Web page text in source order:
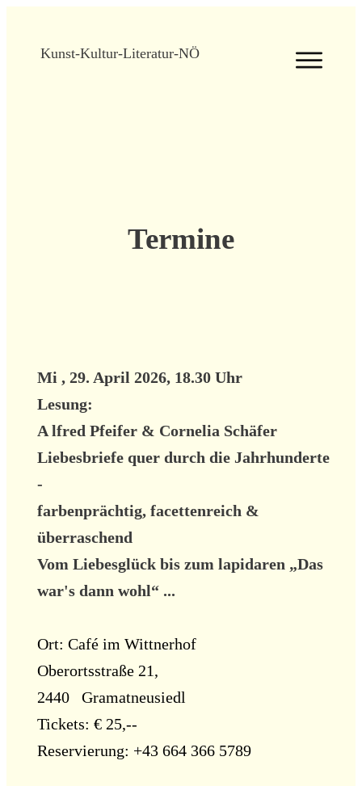
Kunst-Kultur-Literatur-NÖ
Termine
Mi , 29. April 2026, 18.30 Uhr
Lesung:
A lfred Pfeifer & Cornelia Schäfer
Liebesbriefe quer durch die Jahrhunderte
-
farbenprächtig, facettenreich &
überraschend
Vom Liebesglück bis zum lapidaren „Das
war's dann wohl“ ...
Ort: Café im Wittnerhof
Oberortsstraße 21,
2440 Gramatneusiedl
Tickets: € 25,--
Reservierung: +43 664 366 5789